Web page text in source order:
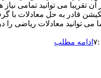
آن تقریبا می توانید تمامی نیاز
قادر به حل معادلات با
توانید معادلات ریاضی
ادامه مطلب